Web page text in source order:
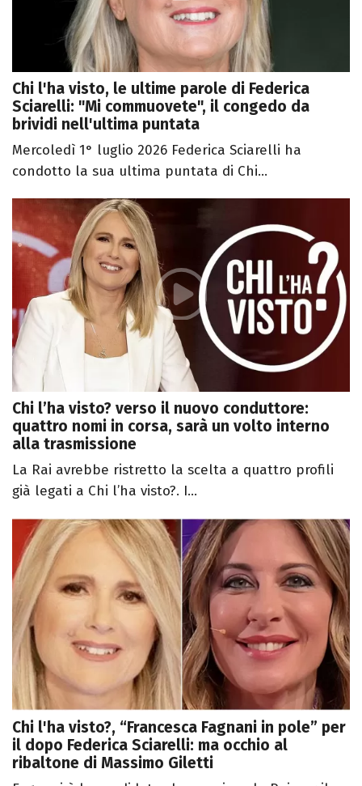
Chi l'ha visto, le ultime parole di Federica
Sciarelli: "Mi commuovete", il congedo da
brividi nell'ultima puntata
Mercoledì 1° luglio 2026 Federica Sciarelli ha
condotto la sua ultima puntata di Chi...
Chi l’ha visto? verso il nuovo conduttore:
quattro nomi in corsa, sarà un volto interno
alla trasmissione
La Rai avrebbe ristretto la scelta a quattro profili
già legati a Chi l’ha visto?. I...
Chi l'ha visto?, “Francesca Fagnani in pole” per
il dopo Federica Sciarelli: ma occhio al
ribaltone di Massimo Giletti